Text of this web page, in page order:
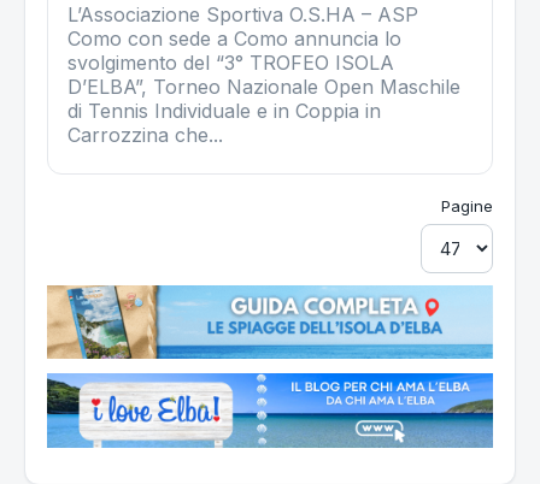
L’Associazione Sportiva O.S.HA – ASP
Como con sede a Como annuncia lo
svolgimento del “3° TROFEO ISOLA
D’ELBA”, Torneo Nazionale Open Maschile
di Tennis Individuale e in Coppia in
Carrozzina che...
Pagine